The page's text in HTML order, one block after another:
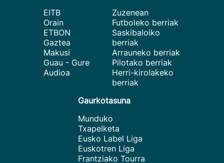
EITB
Orain
ETBON
Gaztea
Makusi
Guau - Gure
Audioa
Zuzenean
Futboleko berriak
Saskibaloiko
berriak
Arrauneko berriak
Pilotako berriak
Herri-kirolakeko
berriak
Gaurkotasuna
Munduko
Txapelketa
Eusko Label Liga
Euskotren Liga
Frantziako Tourra